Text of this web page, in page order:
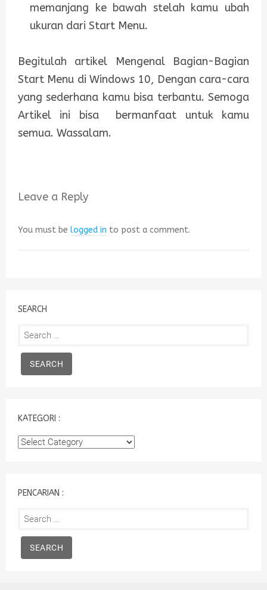
memanjang ke bawah stelah kamu ubah
ukuran dari Start Menu.
Begitulah artikel Mengenal Bagian-Bagian
Start Menu di Windows 10, Dengan cara-cara
yang sederhana kamu bisa terbantu. Semoga
Artikel ini bisa bermanfaat untuk kamu
semua. Wassalam.
Leave a Reply
You must be logged in to post a comment.
SEARCH
Search
KATEGORI :
Kategori
PENCARIAN :
Search